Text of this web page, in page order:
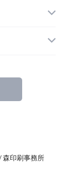
森印刷事務所